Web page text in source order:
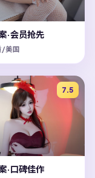
·会员抢先
/美国
7.5
·口碑佳作